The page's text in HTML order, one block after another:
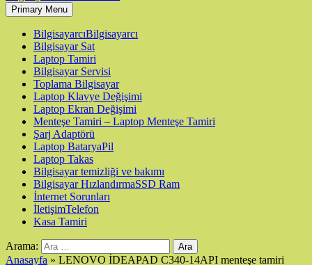
Primary Menu
BilgisayarcıBilgisayarcı
Bilgisayar Sat
Laptop Tamiri
Bilgisayar Servisi
Toplama Bilgisayar
Laptop Klavye Değişimi
Laptop Ekran Değişimi
Menteşe Tamiri – Laptop Menteşe Tamiri
Şarj Adaptörü
Laptop BataryaPil
Laptop Takas
Bilgisayar temizliği ve bakımı
Bilgisayar HızlandırmaSSD Ram
İnternet Sorunları
İletişimTelefon
Kasa Tamiri
Arama:
Anasayfa » LENOVO İDEAPAD C340-14API menteşe tamiri